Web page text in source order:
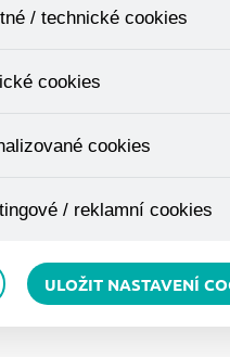
ke stažení
/ technické cookies
k ukládání produktů v
cookies
údaje, protože
cookies
můžeme nabídku přímo
/ reklamní cookies
ULOŽIT NASTAVENÍ